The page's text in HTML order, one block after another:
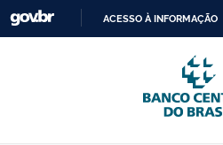
Skip to main content
PARA
O
ACESSO À INFORMAÇÃO